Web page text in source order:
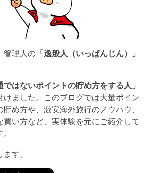
管理人の 「逸般人（いっぱんじん）」
ではないポイントの貯め方をする人」
けました。このブログでは大量ポイン
貯め方や、激安海外旅行のノウハウ、
買い方など、実体験を元にご紹介して
す。